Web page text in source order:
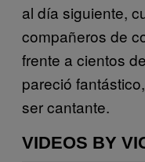
al día siguiente,
compañeros de
frente a cientos
pareció
ser cantante.
VIDEOS BY